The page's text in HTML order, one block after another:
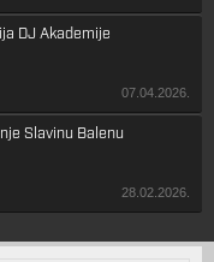
DJ Akademije
07.04.2026.
Slavinu Balenu
28.02.2026.